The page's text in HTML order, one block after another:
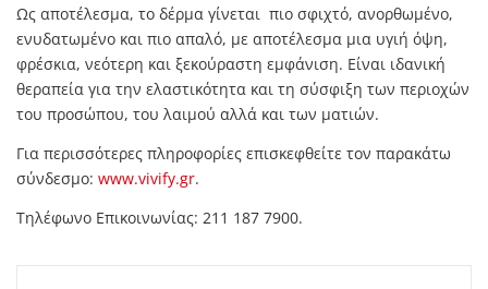
Ως αποτέλεσμα, το δέρμα γίνεται πιο σφιχτό, ανορθωμένο,
ενυδατωμένο και πιο απαλό, με αποτέλεσμα μια υγιή όψη,
φρέσκια, νεότερη και ξεκούραστη εμφάνιση. Είναι ιδανική
θεραπεία για την ελαστικότητα και τη σύσφιξη των περιοχών
του προσώπου, του λαιμού αλλά και των ματιών.
Για περισσότερες πληροφορίες επισκεφθείτε τον παρακάτω
σύνδεσμο: www.vivify.gr.
Τηλέφωνο Επικοινωνίας: 211 187 7900.